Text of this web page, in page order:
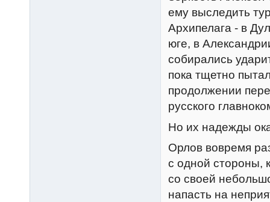
ему выследить
Архипелага - в
юге, в
собирались
пока тщетно
продолжении
русского
Но их надежды
Орлов вовремя
с одной стороны,
со своей
напасть на